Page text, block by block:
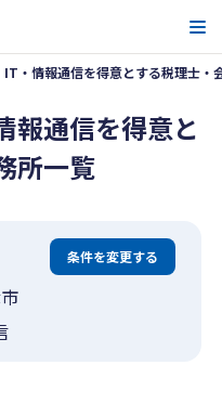
IT・情報通信を得意とする税理士・
報通信を得意と
所一覧
条件を変更する